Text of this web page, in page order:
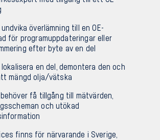
överlämning till en OE-
för programuppdateringar eller
efter byte av en del
en del, demontera den och
mängd olja/vätska
behöver få tillgång till mätvärden,
och utökad
finns för närvarande i Sverige,